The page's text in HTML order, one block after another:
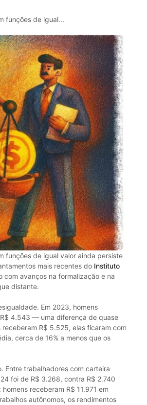
funções de igual...
funções de igual valor ainda persiste
mais recentes do Instituto
com avanços na formalização e na
distante.
Em 2023, homens
4.543 — uma diferença de quase
R$ 5.525, elas ficaram com
cerca de 16% a menos que os
Entre trabalhadores com carteira
foi de R$ 3.268, contra R$ 2.740
receberam R$ 11.971 em
autônomos, os rendimentos